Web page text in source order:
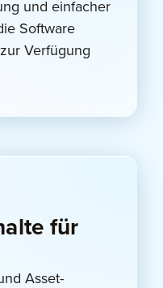
und einfacher
Software
Verfügung
für
Asset-